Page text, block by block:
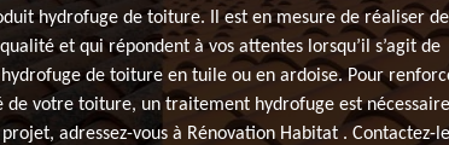
hydrofuge de toiture. Il est en mesure de réaliser
et qui répondent à vos attentes lorsqu’il s’agit de
de toiture en tuile ou en ardoise. Pour
de votre toiture, un traitement hydrofuge est
adressez-vous à Rénovation Habitat . Contactez-le